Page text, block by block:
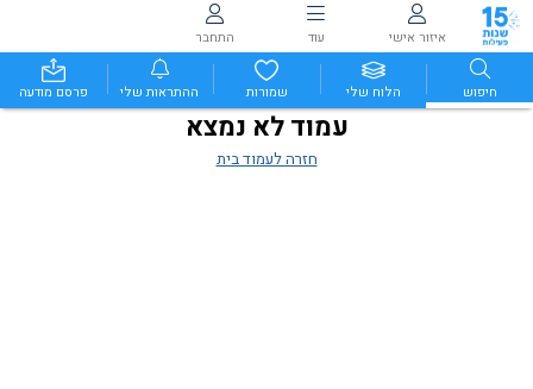
איזור אישי עוד התחבר
חיפוש הלוח שלי שמורות ההתראות שלי פרסם מודעה
עמוד לא נמצא
חזרה לעמוד בית